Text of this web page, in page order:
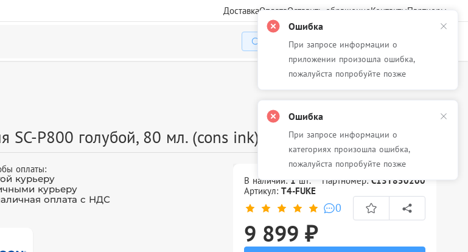
ДоставкаОплатаОставить обращениеКонтактыПартнеры
Избранное Корзина
SC-P800 голубой, 80 мл. (cons ink)
оплаты:
курьеру
курьеру
оплата с НДС
В наличии: 1 шт. Партномер:C13T850200
Артикул: T4-FUKE
0
9 899 ₽
Ошибка
При запросе информации о
приложении произошла ошибка,
пожалуйста попробуйте позже
Ошибка
При запросе информации о
категориях произошла ошибка,
пожалуйста попробуйте позже